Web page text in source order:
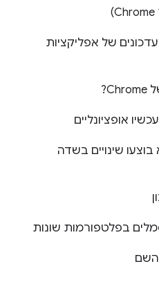
של אפליקציות
אופציונליים
שינויים בשדה
בפלטפורמות שונות